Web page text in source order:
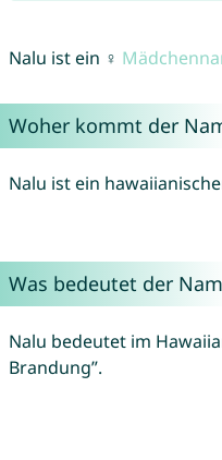
Nalu ist ein ♀
Woher kommt der
Nalu ist ein
Was bedeutet der
Nalu bedeutet im
Brandung”.